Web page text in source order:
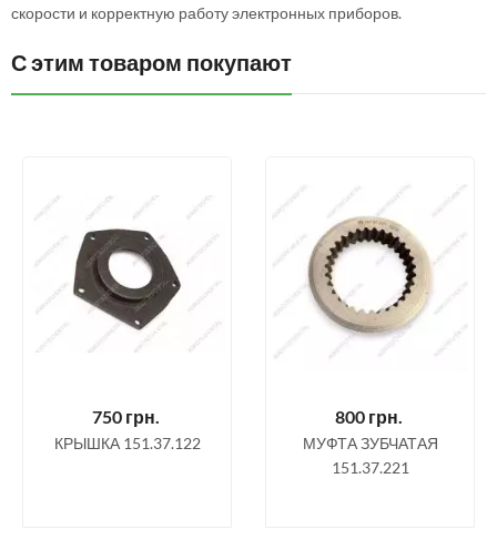
скорости и корректную работу электронных приборов.
С этим товаром покупают
750 грн.
КРЫШКА 151.37.122
800 грн.
МУФТА ЗУБЧАТАЯ
151.37.221